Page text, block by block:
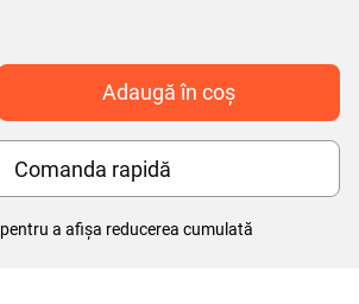
Adaugă în coș
Comanda rapidă
pentru a afișa reducerea cumulată